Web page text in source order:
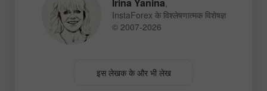
Irina Yanina,
InstaForex के विश्लेषणात्मक विशेषज्ञ
© 2007-2026
इस लेखक के और भी लेख